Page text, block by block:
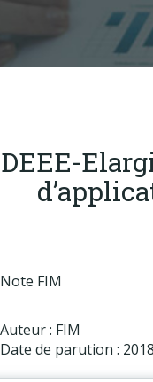
Produits
Publications
Actualités
DEEE-
Note FIM
Auteur : FIM
Date de parution :